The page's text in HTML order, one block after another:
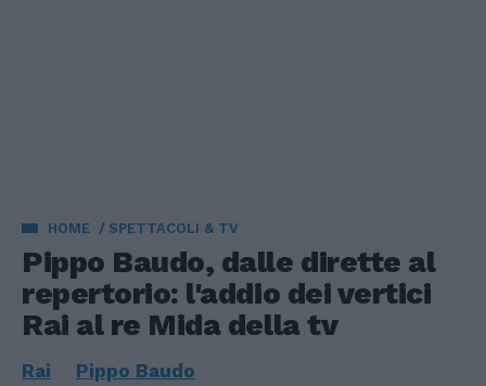
HOME SPETTACOLI & TV
Pippo Baudo, dalle dirette al
repertorio: l'addio dei vertici
Rai al re Mida della tv
Rai Pippo Baudo